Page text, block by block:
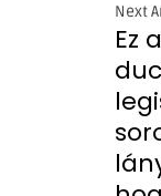
Next
Ez